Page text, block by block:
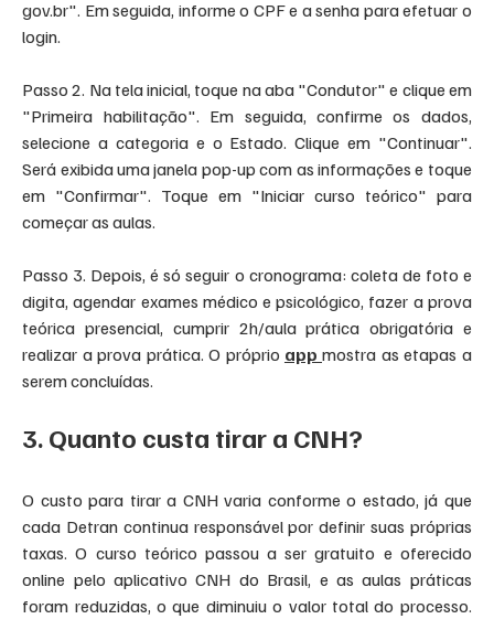
gov.br". Em seguida, informe o CPF e a senha para efetuar o
login.
Passo 2. Na tela inicial, toque na aba "Condutor" e clique em
"Primeira habilitação". Em seguida, confirme os dados,
selecione a categoria e o Estado. Clique em "Continuar".
Será exibida uma janela pop-up com as informações e toque
em "Confirmar". Toque em "Iniciar curso teórico" para
começar as aulas.
Passo 3. Depois, é só seguir o cronograma: coleta de foto e
digita, agendar exames médico e psicológico, fazer a prova
teórica presencial, cumprir 2h/aula prática obrigatória e
realizar a prova prática. O próprio app mostra as etapas a
serem concluídas.
3. Quanto custa tirar a CNH?
O custo para tirar a CNH varia conforme o estado, já que
cada Detran continua responsável por definir suas próprias
taxas. O curso teórico passou a ser gratuito e oferecido
online pelo aplicativo CNH do Brasil, e as aulas práticas